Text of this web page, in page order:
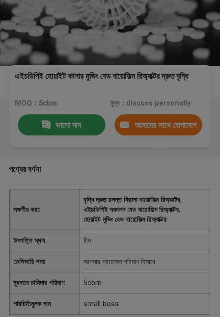
এইচডিপিই হোয়াইট কালার মুভিং বেড বায়োফিল্ম রিঅ্যাক্টর দ্রুত বৃদ্ধি
MOQ：5cbm মূল্য：discuss personally
ভালো দাম আমাদের সাথে যোগাযোগ
পণ্যের বর্ণনা
লক্ষণীয় করা:
বৃদ্ধি দ্রুত চলন্ত বিছানা বায়োফিল্ম রিঅ্যাক্টর,
এইচডিপিই সঞ্চালন বেড বায়োফিল্ম রিঅ্যাক্টর,
হোয়াইট মুভিং বেড বায়োফিল্ম রিঅ্যাক্টর
উৎপত্তি স্থল চীন
ডেলিভারি সময় আপনার প্রয়োজন পরিমাণ হিসাবে
ন্যূনতম চাহিদার পরিমাণ 5cbm
পরিচিতিমুলক নাম small boss